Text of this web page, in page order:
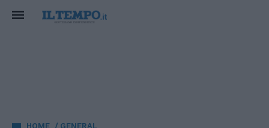
HOME GENERAL